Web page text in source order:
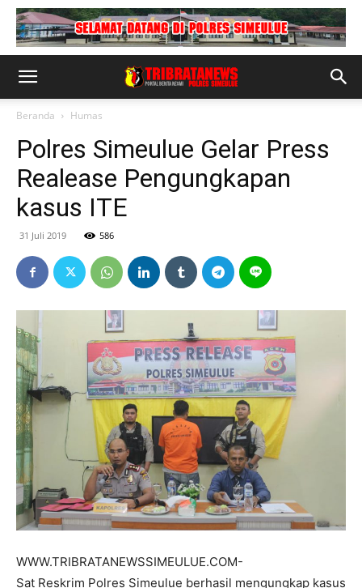
Beranda Humas
Polres Simeulue Gelar Press
Realease Pengungkapan
kasus ITE
31 Juli 2019 586
WWW.TRIBRATANEWSSIMEULUE.COM-
Sat Reskrim Polres Simeulue berhasil mengungkap kasus